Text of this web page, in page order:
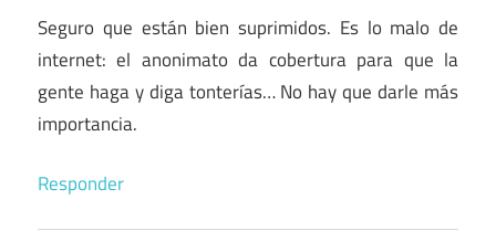
Seguro que están bien suprimidos. Es lo malo de
internet: el anonimato da cobertura para que la
gente haga y diga tonterías… No hay que darle más
importancia.
Responder